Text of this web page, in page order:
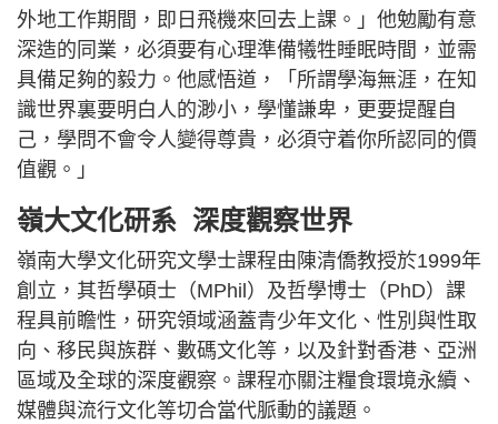
外地工作期間，即日飛機來回去上課。」他勉勵有意
深造的同業，必須要有心理準備犧牲睡眠時間，並需
具備足夠的毅力。他感悟道，「所謂學海無涯，在知
識世界裏要明白人的渺小，學懂謙卑，更要提醒自
己，學問不會令人變得尊貴，必須守着你所認同的價
值觀。」
嶺大文化研系 深度觀察世界
嶺南大學文化研究文學士課程由陳清僑教授於1999年
創立，其哲學碩士（MPhil）及哲學博士（PhD）課
程具前瞻性，研究領域涵蓋青少年文化、性別與性取
向、移民與族群、數碼文化等，以及針對香港、亞洲
區域及全球的深度觀察。課程亦關注糧食環境永續、
媒體與流行文化等切合當代脈動的議題。